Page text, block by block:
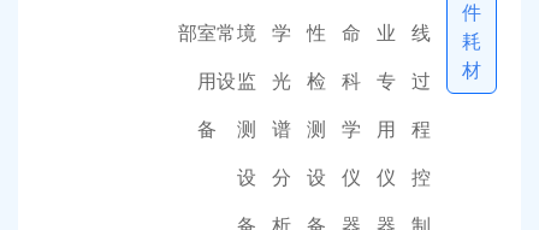
部室常
用设
备
境
监
测
设
备
学
光
谱
分
析
性
检
测
设
备
命
科
学
仪
器
业
专
用
仪
器
线
过
程
控
制
件
耗
材